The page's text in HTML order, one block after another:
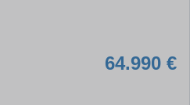
64.990 €